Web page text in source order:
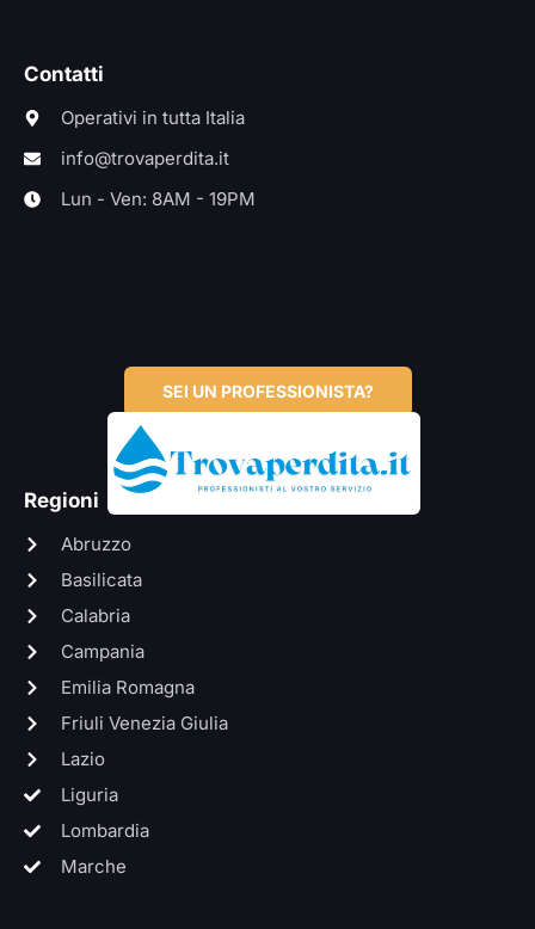
Contatti
Operativi in tutta Italia
info@trovaperdita.it
Lun - Ven: 8AM - 19PM
SEI UN PROFESSIONISTA?
Regioni
Abruzzo
Basilicata
Calabria
Campania
Emilia Romagna
Friuli Venezia Giulia
Lazio
Liguria
Lombardia
Marche